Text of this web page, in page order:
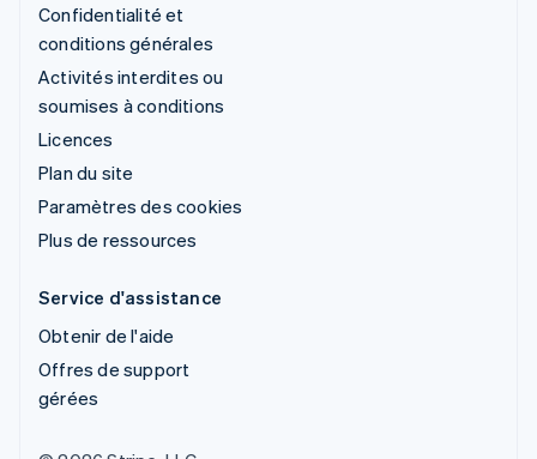
Confidentialité et
conditions générales
Activités interdites ou
soumises à conditions
Licences
Plan du site
Paramètres des cookies
Plus de ressources
Service d'assistance
Obtenir de l'aide
Offres de support
gérées